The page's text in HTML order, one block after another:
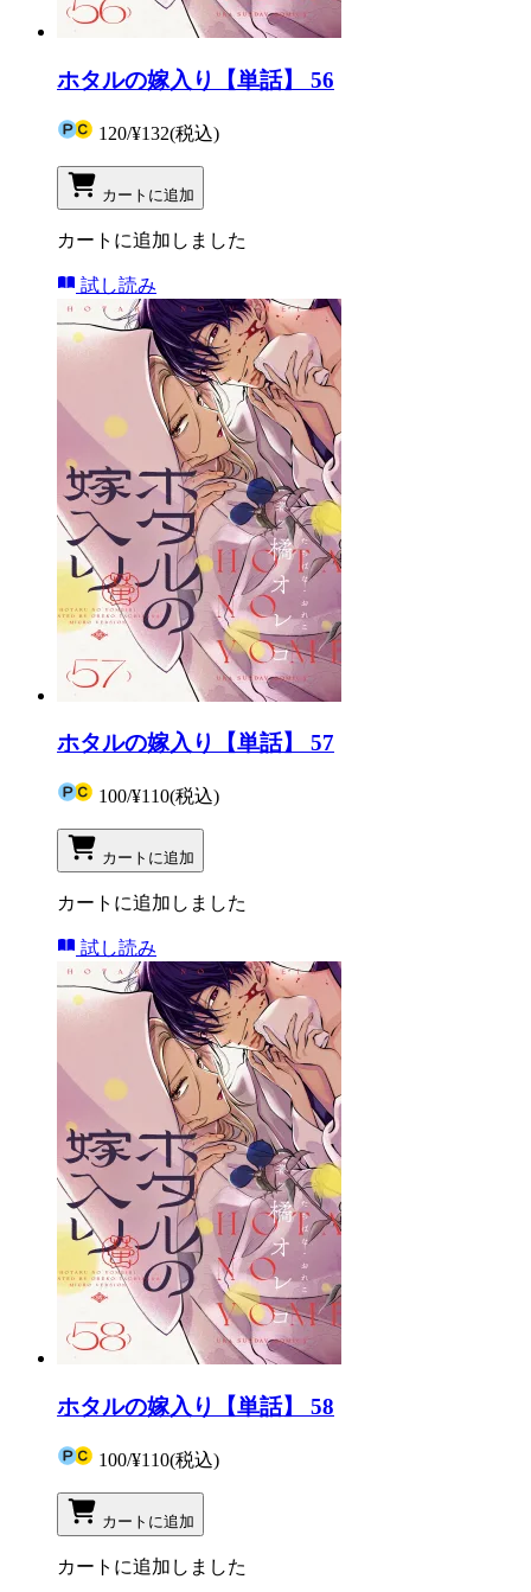
ホタルの嫁入り【単話】 56
120/¥132(税込)
カートに追加
カートに追加しました
試し読み
ホタルの嫁入り【単話】 57
100/¥110(税込)
カートに追加
カートに追加しました
試し読み
ホタルの嫁入り【単話】 58
100/¥110(税込)
カートに追加
カートに追加しました